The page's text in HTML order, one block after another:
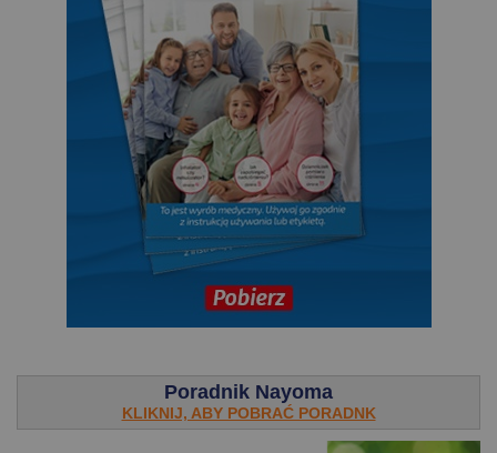
Poradnik Nayoma
KLIKNIJ, ABY POBRAĆ PORADNK